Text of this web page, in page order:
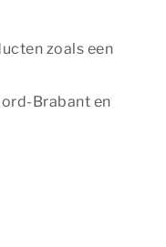
zoals een
Brabant en